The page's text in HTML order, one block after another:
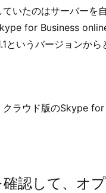
ていたのはサーバー
for Business
というバージョンから
ラウド版のSkype
認して、オ